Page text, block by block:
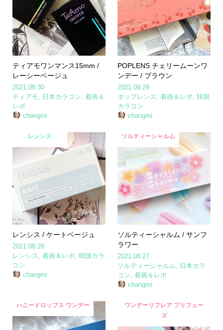
ティアモワンマンス15mm /
レーシーベージュ
2021.08.30
ティアモ
日本カラコン 着画＆
レポ
changmi
POPLENS チェリームーンワ
ンデー / ブラウン
2021.08.29
ポップレンズ ,着画＆レポ ,韓国
カラコン
changmi
レンシス
レンシス / ケートベージュ
2021.08.28
レンシス, 着画＆レポ, 韓国カラ
コン
changmi
ソルティーシャルム
ソルティーシャルム / サンフ
ラワー
2021.08.27
ソルティーシャルム, 日本カラ
コン,着画＆レポ
changmi
ハニードロップス ワンデー
ワンデーリフレア プリフュー
ズ